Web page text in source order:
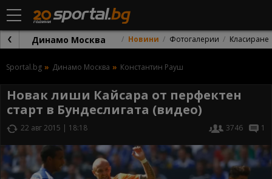
Динамо Москва Новини Фотогалерии Класиране
Sportal.bg Динамо Москва Константин Рауш
Новак лиши Кайсара от перфектен
старт в Бундеслигата (видео)
22 авг 2015 | 18:18 3746 1